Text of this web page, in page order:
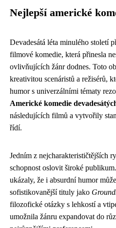
Nejlepší americké
Devadesátá léta minulého století
filmové komedie, která přinesla
ovlivňujících žánr dodnes. Toto
kreativitou scenáristů a režisérů,
humor s univerzálními tématy
Americké komedie
následujících filmů a vytvořily
řídí.
Jedním z nejcharakterističtějších
schopnost oslovit široké
ukázaly, že i absurdní humor
sofistikovanější tituly jako
filozofické otázky s lehkostí a
umožnila žánru expandovat do